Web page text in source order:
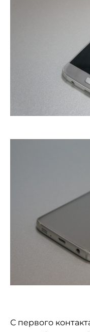
С первого